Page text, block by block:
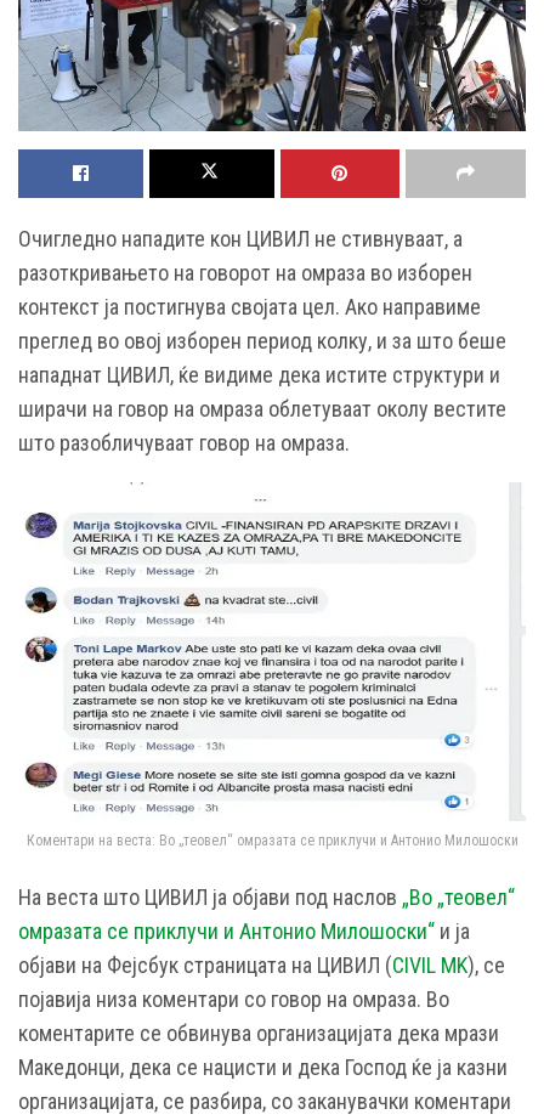
Очигледно нападите кон ЦИВИЛ не стивнуваат, а
разоткривањето на говорот на омраза во изборен
контекст ја постигнува својата цел. Ако направиме
преглед во овој изборен период колку, и за што беше
нападнат ЦИВИЛ, ќе видиме дека истите структури и
ширачи на говор на омраза облетуваат околу вестите
што разобличуваат говор на омраза.
Коментари на веста: Во „теовел“ омразата се приклучи и Антонио Милошоски
На веста што ЦИВИЛ ја објави под наслов „Во „теовел“
омразата се приклучи и Антонио Милошоски“ и ја
објави на Фејсбук страницата на ЦИВИЛ (CIVIL MK), се
појавија низа коментари со говор на омраза. Во
коментарите се обвинува организацијата дека мрази
Македонци, дека се нацисти и дека Господ ќе ја казни
организацијата, се разбира, со заканувачки коментари